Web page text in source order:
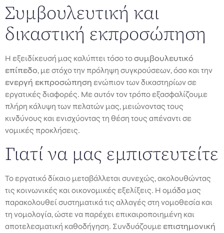
Συμβουλευτική και
δικαστική εκπροσώπηση
Η εξειδίκευσή μας καλύπτει τόσο τοσυμβουλευτικό
επίπεδο, με στόχο την πρόληψη συγκρούσεων, όσο και την
ενεργή εκπροσώπηση ενώπιον των δικαστηρίων σε
εργατικές διαφορές. Με αυτόν τον τρόπο εξασφαλίζουμε
πλήρη κάλυψη των πελατών μας, μειώνοντας τους
κινδύνους και ενισχύοντας τη θέση τους απέναντι σε
νομικές προκλήσεις.
Γιατί να μας εμπιστευτείτε
Το εργατικό δίκαιο μεταβάλλεται συνεχώς, ακολουθώντας
τις κοινωνικές και οικονομικές εξελίξεις. Η ομάδα μας
παρακολουθεί συστηματικά τις αλλαγές στη νομοθεσία και
τη νομολογία, ώστε να παρέχει επικαιροποιημένη και
αποτελεσματική καθοδήγηση. Συνδυάζουμε επιστημονική